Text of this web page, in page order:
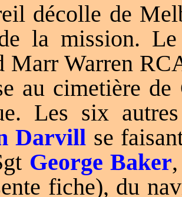
décolle de
la mission.
Marr Warren
au cimetière de
Les six
Darvill se
George Baker
fiche), du